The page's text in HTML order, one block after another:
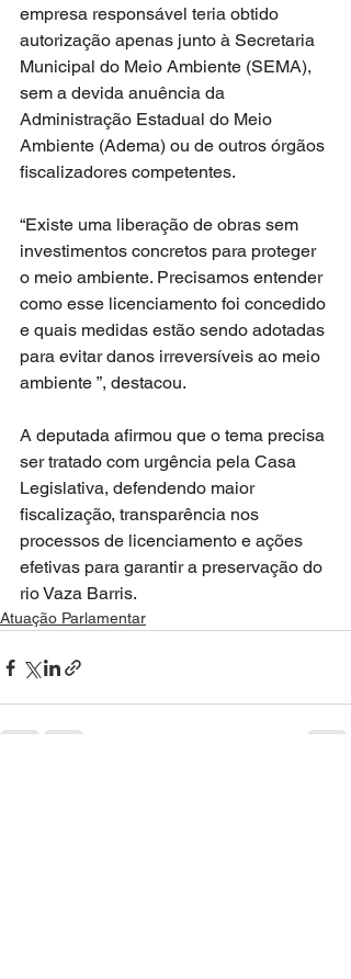
empresa responsável teria obtido
autorização apenas junto à Secretaria
Municipal do Meio Ambiente (SEMA),
sem a devida anuência da
Administração Estadual do Meio
Ambiente (Adema) ou de outros órgãos
fiscalizadores competentes.
“Existe uma liberação de obras sem
investimentos concretos para proteger
o meio ambiente. Precisamos entender
como esse licenciamento foi concedido
e quais medidas estão sendo adotadas
para evitar danos irreversíveis ao meio
ambiente ”, destacou.
A deputada afirmou que o tema precisa
ser tratado com urgência pela Casa
Legislativa, defendendo maior
fiscalização, transparência nos
processos de licenciamento e ações
efetivas para garantir a preservação do
rio Vaza Barris.
Atuação Parlamentar